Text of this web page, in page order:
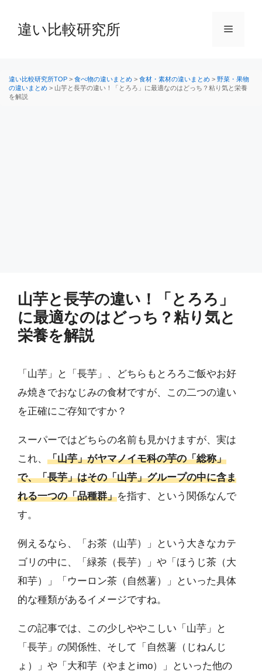
へ
違い比較研究所 メ
違い比較研究所TOP > 食べ物の違いまとめ > 食材・素材の違いまとめ > 野菜・果物
の違いまとめ > 山芋と長芋の違い！「とろろ」に最適なのはどっち？粘り気と栄養
を解説
山芋と長芋の違い！「とろろ」
に最適なのはどっち？粘り気と
栄養を解説
「山芋」と「長芋」、どちらもとろろご飯やお好
み焼きでおなじみの食材ですが、この二つの違い
を正確にご存知ですか？
スーパーではどちらの名前も見かけますが、実は
これ、 「山芋」がヤマノイモ科の芋の「総称」
で、「長芋」はその「山芋」グループの中に含ま
れる一つの「品種群」を指す、という関係なんで
す。
例えるなら、「お茶（山芋）」という大きなカテ
ゴリの中に、「緑茶（長芋）」や「ほうじ茶（大
和芋）」「ウーロン茶（自然薯）」といった具体
的な種類があるイメージですね。
この記事では、この少しややこしい「山芋」と
「長芋」の関係性、そして「自然薯（じねんじ
ょ）」や「大和芋（やまとimo）」といった他の